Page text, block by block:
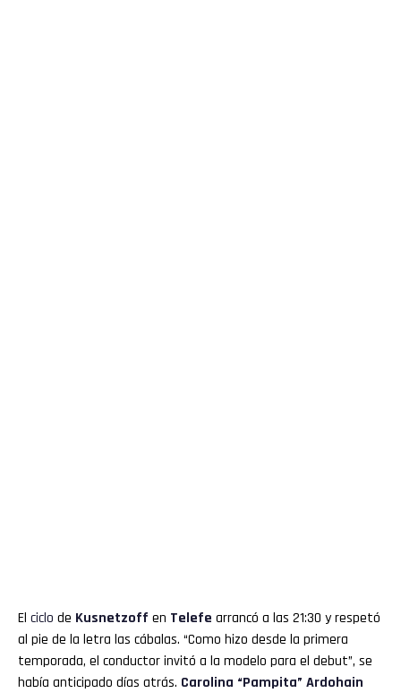
El ciclo de Kusnetzoff en Telefe arrancó a las 21:30 y respetó
al pie de la letra las cábalas. “Como hizo desde la primera
temporada, el conductor invitó a la modelo para el debut”, se
había anticipado días atrás. Carolina “Pampita” Ardohain